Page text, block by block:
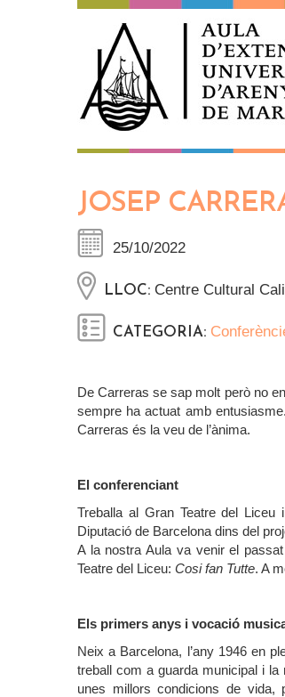
Vés al contingut
JOSEP
25/10/2022
LLOC: Centre Cultural
CATEGORIA:
De Carreras se sap molt però no
sempre ha actuat amb
Carreras és la veu de l’ànima.
El conferenciant
Treballa al Gran Teatre del
Diputació de Barcelona dins del
A la nostra Aula va venir el
Teatre del Liceu: Cosi fan Tutte. A
Els primers anys i vocació
Neix a Barcelona, l’any 1946 en
treball com a guarda municipal i la
unes millors condicions de vida,